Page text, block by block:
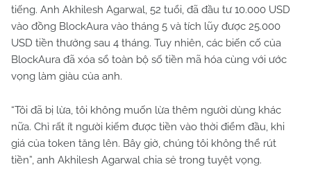
tiếng. Anh Akhilesh Agarwal, 52 tuổi, đã đầu tư10.000 USD
vào đồng BlockAura vào tháng 5 và tích lũy được 25.000
USD tiền thưởng sau 4 tháng. Tuy nhiên, các biến cố của
BlockAura đã xóa sổ toàn bộ số tiền mã hóa cùng với ước
vọng làm giàu của anh.
“Tôi đã bị lừa, tôi không muốn lừa thêm người dùng khác
nữa. Chỉ rất ít người kiếm được tiền vào thời điểm đầu, khi
giá của token tăng lên. Bây giờ, chúng tôi không thể rút
tiền”, anh Akhilesh Agarwal chia sẻ trong tuyệt vọng.